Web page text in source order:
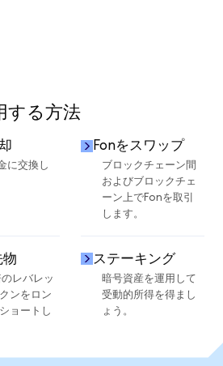
る方法
に交換し
Fonをスワップ
ブロックチェーン間
およびブロックチェ
ーン上でFonを取引
します。
物
レバレッ
ンをロン
ョートし
ステーキング
暗号資産を運用して
受動的所得を得まし
ょう。